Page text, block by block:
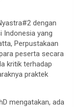
dengan
Indonesia yang
Perpustakaan
peserta secara
kritik terhadap
praktek
mengatakan, ada